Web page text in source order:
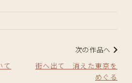
て
次の作品へ
街へ出て 消えた東京を
めぐる